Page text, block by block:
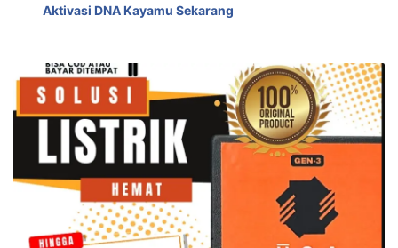
Aktivasi DNA Kayamu Sekarang